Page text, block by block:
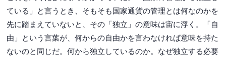
ている」と言うとき、そもそも国家通貨の管理とは何なのかを
先に踏まえていないと、その「独立」の意味は宙に浮く。「自
由」という言葉が、何からの自由かを言わなければ意味を持た
ないのと同じだ。何から独立しているのか。なぜ独立する必要